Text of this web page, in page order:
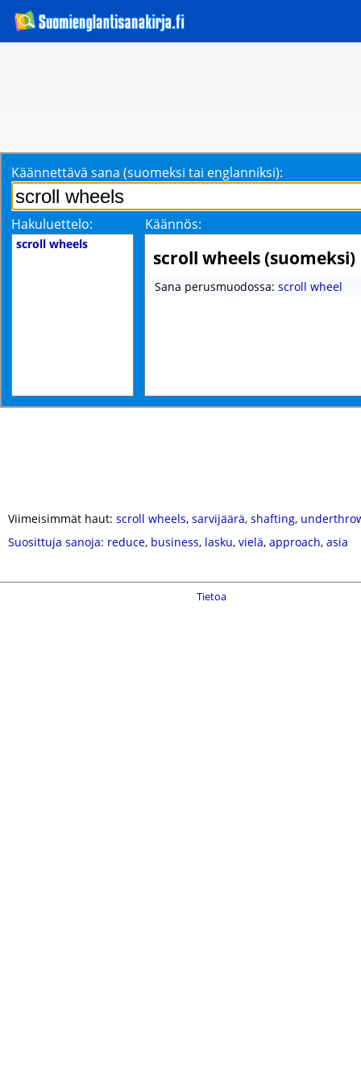
Käännettävä sana (suomeksi tai englanniksi):
Hakuluettelo: Käännös:
scroll wheels
scroll wheels (suomeksi)
Sana perusmuodossa: scroll wheel
Viimeisimmät haut: scroll wheels, sarvijäärä, shafting,
Suosittuja sanoja: reduce, business, lasku, vielä, approach, asia
Tietoa